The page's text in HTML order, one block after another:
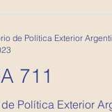
711
Política Exterior
de Política Exterior